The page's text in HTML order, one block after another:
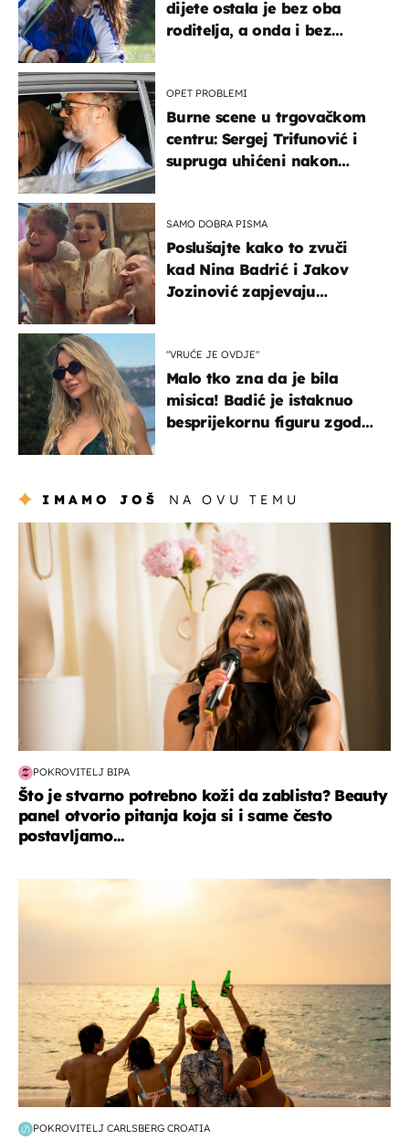
dijete ostala je bez oba
roditelja, a onda i bez
OPET PROBLEMI
Burne scene u trgovačkom
centru: Sergej Trifunović i
supruga uhićeni nakon
SAMO DOBRA PISMA
Poslušajte kako to zvuči
kad Nina Badrić i Jakov
Jozinović zapjevaju
"VRUĆE JE OVDJE"
Malo tko zna da je bila
misica! Badić je istaknuo
besprijekornu figuru zgodne
IMAMO JOŠ NA OVU TEMU
moda & ljepota
POKROVITELJ BIPA
Što je stvarno potrebno koži da zablista? Beauty
panel otvorio pitanja koja si i same često
postavljamo...
POKROVITELJ CARLSBERG CROATIA